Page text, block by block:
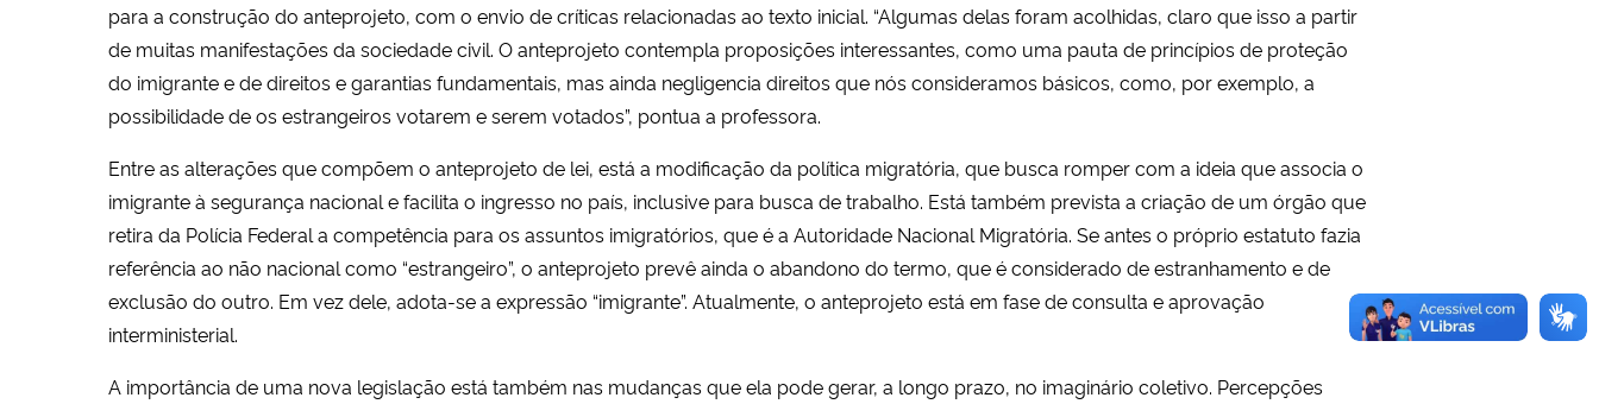
para a construção do anteprojeto, com o envio de críticas relacionadas ao texto inicial. “Algumas delas foram acolhidas, claro que isso a partir
de muitas manifestações da sociedade civil. O anteprojeto contempla proposições interessantes, como uma pauta de princípios de proteção
do imigrante e de direitos e garantias fundamentais, mas ainda negligencia direitos que nós consideramos básicos, como, por exemplo, a
possibilidade de os estrangeiros votarem e serem votados”, pontua a professora.
Entre as alterações que compõem o anteprojeto de lei, está a modificação da política migratória, que busca romper com a ideia que associa o
imigrante à segurança nacional e facilita o ingresso no país, inclusive para busca de trabalho. Está também prevista a criação de um órgão que
retira da Polícia Federal a competência para os assuntos imigratórios, que é a Autoridade Nacional Migratória. Se antes o próprio estatuto fazia
referência ao não nacional como “estrangeiro”, o anteprojeto prevê ainda o abandono do termo, que é considerado de estranhamento e de
exclusão do outro. Em vez dele, adota-se a expressão “imigrante”. Atualmente, o anteprojeto está em fase de consulta e aprovação
interministerial.
A importância de uma nova legislação está também nas mudanças que ela pode gerar, a longo prazo, no imaginário coletivo. Percepções